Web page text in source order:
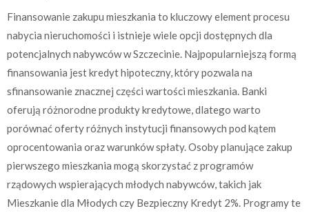
Finansowanie zakupu mieszkania to kluczowy element procesu
nabycia nieruchomości i istnieje wiele opcji dostępnych dla
potencjalnych nabywców w Szczecinie. Najpopularniejszą formą
finansowania jest kredyt hipoteczny, który pozwala na
sfinansowanie znacznej części wartości mieszkania. Banki
oferują różnorodne produkty kredytowe, dlatego warto
porównać oferty różnych instytucji finansowych pod kątem
oprocentowania oraz warunków spłaty. Osoby planujące zakup
pierwszego mieszkania mogą skorzystać z programów
rządowych wspierających młodych nabywców, takich jak
Mieszkanie dla Młodych czy Bezpieczny Kredyt 2%. Programy te